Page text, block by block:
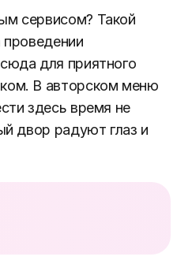
сервисом? Такой
проведении
для приятного
В авторском меню
здесь время не
двор радуют глаз и